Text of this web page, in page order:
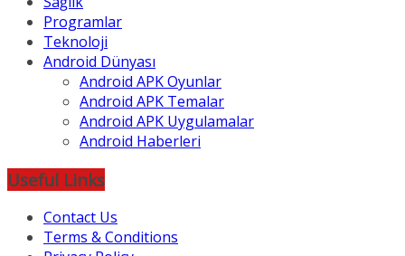
Programlar
Teknoloji
Android Dünyası
Android APK Oyunlar
Android APK Temalar
Android APK Uygulamalar
Android Haberleri
Useful Links
Contact Us
Terms & Conditions